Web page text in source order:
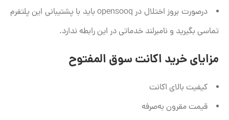
درصورت بروز اختلال در opensooq باید با پشتیبانی این پلتفرم
تماسی بگیرید و نامبرلند خدماتی در این رابطه ندارد.
مزایای خرید اکانت سوق المفتوح
کیفیت بالای اکانت
قیمت مقرون به‌صرفه